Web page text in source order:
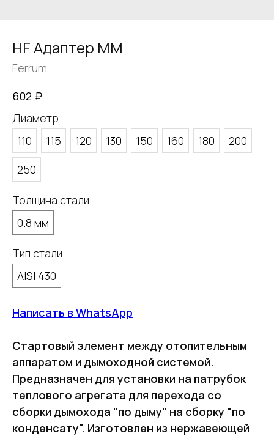
HF Адаптер ММ
Ferrum
602 ₽
Диаметр
110
115 120 130 150 160 180
200
250
Толщина стали
0.8 мм
Тип стали
AISI 430
Написать в WhatsApp
Стартовый элемент между отопительным
аппаратом и дымоходной системой.
Предназначен для установки на патрубок
теплового агрегата для перехода со
сборки дымохода "по дыму" на сборку "по
конденсату". Изготовлен из нержавеющей